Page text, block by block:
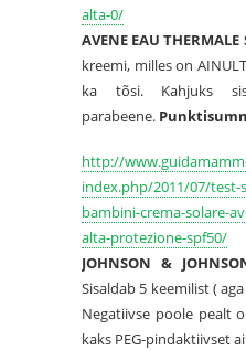
alta-0/
AVENE EAU THERMALE
kreemi, milles on
ka tõsi. Kahjuks
parabeene.
http://
index.php/2011/07/test-
bambini-crema-solare-
alta-protezione-spf50/
JOHNSON &
Sisaldab 5 keemilist (
Negatiivse poole pealt
kaks PEG-pindaktiivset